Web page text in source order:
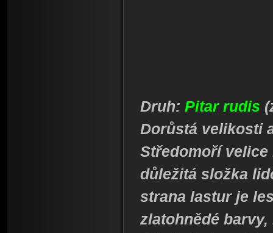
Druh: Pitar rudis
Dorůstá velikosti
Středomoří
důležitá složka
strana lastur je
zlatohnědé